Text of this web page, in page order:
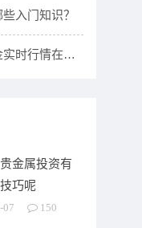
入门知识？
百利好：国际现货黄金实时行情在哪看？
金属投资有
巧呢
07 150